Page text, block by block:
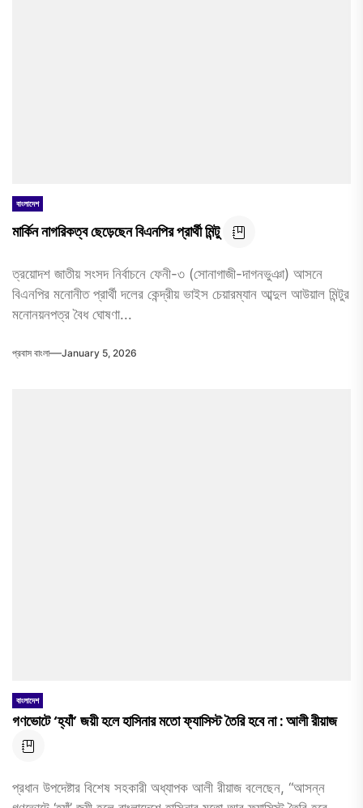
বাংলাদেশ
মার্কিন নাগরিকত্ব ছেড়েছেন বিএনপির প্রার্থী মিন্টু
ত্রয়োদশ জাতীয় সংসদ নির্বাচনে ফেনী-৩ (সোনাগাজী-দাগনভুঞা) আসনে
বিএনপির মনোনীত প্রার্থী দলের কেন্দ্রীয় ভাইস চেয়ারম্যান আব্দুল আউয়াল মিন্টুর
মনোনয়নপত্র বৈধ ঘোষণা...
প্রবাস বাংলা January 5, 2026
বাংলাদেশ
গণভোটে ‘হ্যাঁ’ জয়ী হলে হাসিনার মতো ফ্যাসিস্ট তৈরি হবে না : আলী রীয়াজ
প্রধান উপদেষ্টার বিশেষ সহকারী অধ্যাপক আলী রীয়াজ বলেছেন, “আসন্ন